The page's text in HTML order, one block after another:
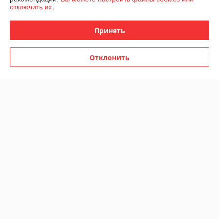
Доставка и оплата
Полная версия сайта
отключить их.
Принять
Отклонить